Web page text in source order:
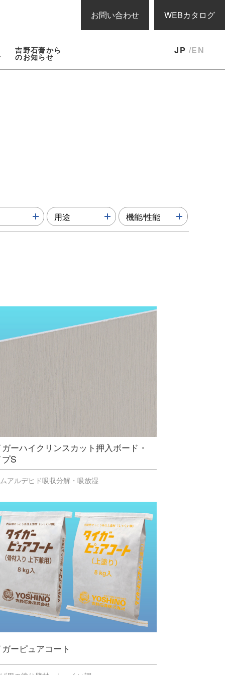
JP /EN
吉野石膏から
のお知らせ
お問い合わせ WEBカタログ
用途 機能/性能
ガーハイクリンスカット押入ボード・
プS
アルデヒド吸収分解・吸放湿
ーピュアコート